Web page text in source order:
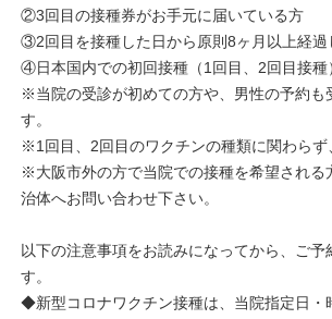
②3回目の接種券がお手元に届いている方
③2回目を接種した日から原則8ヶ月以上経過
④日本国内での初回接種（1回目、2回目接種
※当院の受診が初めての方や、男性の予約も
す。
※1回目、2回目のワクチンの種類に関わらず
※大阪市外の方で当院での接種を希望される
治体へお問い合わせ下さい。
以下の注意事項をお読みになってから、ご予
す。
◆新型コロナワクチン接種は、当院指定日・